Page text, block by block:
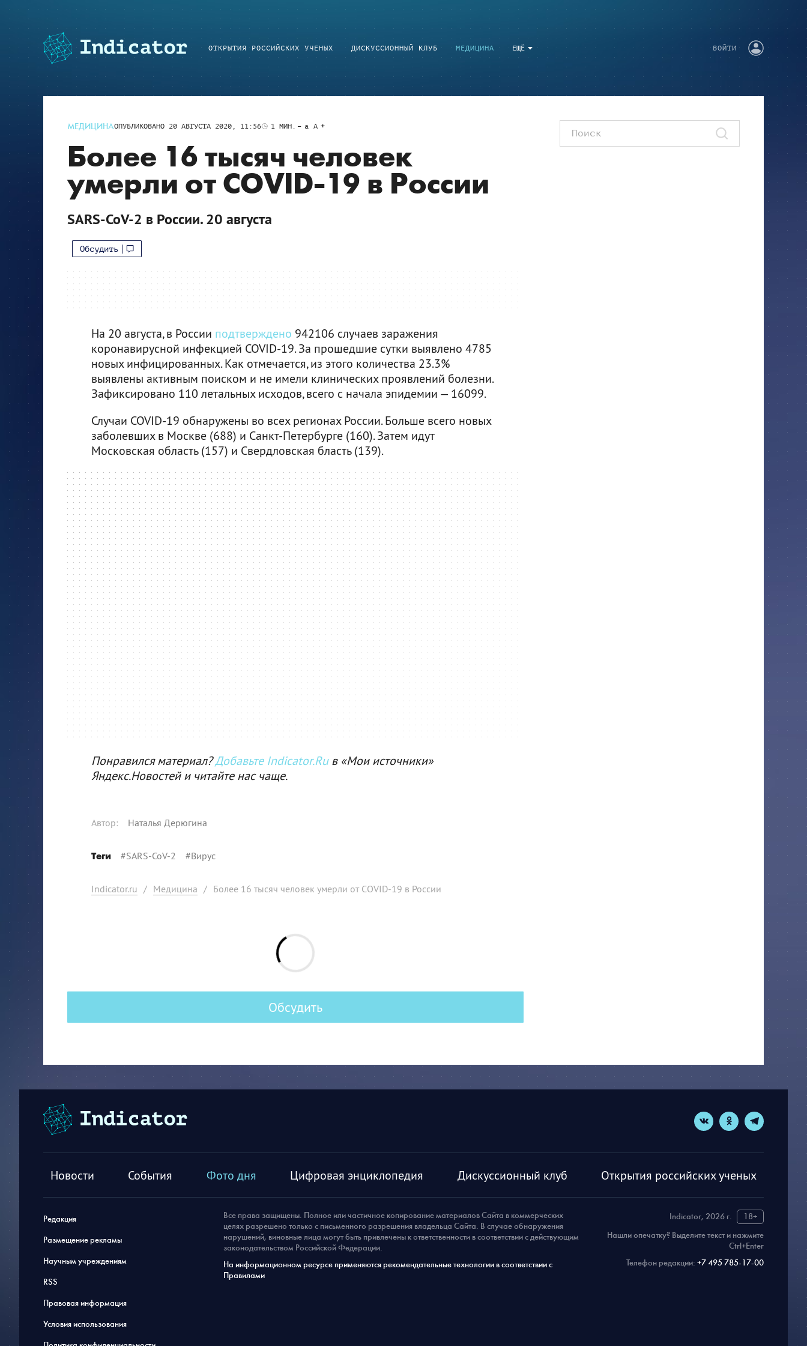
ЕЩЁ
ОТКРЫТИЯ РОССИЙСКИХ УЧЕНЫХ ДИСКУССИОННЫЙ КЛУБ МЕДИЦИНА ВОЙТИ
МЕДИЦИНАОПУБЛИКОВАНО 20 АВГУСТА 2020, 11:56 1 МИН. a A
Более 16 тысяч человек
умерли от COVID-19 в России
SARS-CoV-2 в России. 20 августа
Обсудить
На 20 августа, в России подтверждено 942106 случаев заражения
коронавирусной инфекцией COVID-19. За прошедшие сутки выявлено 4785
новых инфицированных. Как отмечается, из этого количества 23.3%
выявлены активным поиском и не имели клинических проявлений болезни.
Зафиксировано 110 летальных исходов, всего с начала эпидемии — 16099.
Случаи COVID-19 обнаружены во всех регионах России. Больше всего новых
заболевших в Москве (688) и Санкт-Петербурге (160). Затем идут
Московская область (157) и Свердловская бласть (139).
Понравился материал?Добавьте Indicator.Ruв «Мои источники»
Яндекс.Новостей и читайте нас чаще.
Автор: Наталья Дерюгина
Теги #SARS-CoV-2 #Вирус
Indicator.ru / Медицина / Более 16 тысяч человек умерли от COVID-19 в России
Обсудить
Новости События Фото дня Цифровая энциклопедия Дискуссионный клуб Открытия российских ученых
Редакция
Размещение рекламы
Научным учреждениям
RSS
Правовая информация
Условия использования
Indicator, 2026 г.
18+
Нашли опечатку? Выделите текст и нажмите
Ctrl+Enter
Телефон редакции: +7 495 785-17-00
Все права защищены. Полное или частичное копирование материалов Сайта в коммерческих
целях разрешено только с письменного разрешения владельца Сайта. В случае обнаружения
нарушений, виновные лица могут быть привлечены к ответственности в соответствии с действующим
законодательством Российской Федерации.
На информационном ресурсе применяются рекомендательные технологии в соответствии с
Правилами